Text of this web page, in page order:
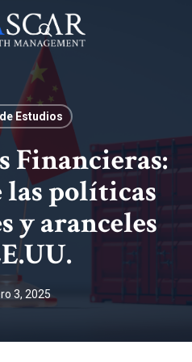
search
Estudios
Financieras:
las políticas
y aranceles
3, 2025